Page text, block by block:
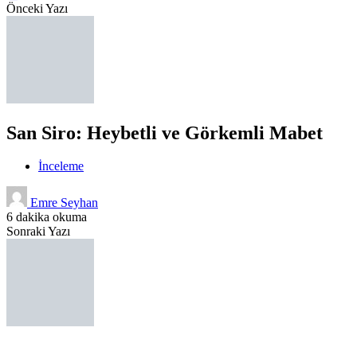
Önceki Yazı
San Siro: Heybetli ve Görkemli Mabet
İnceleme
Emre Seyhan
6 dakika okuma
Sonraki Yazı